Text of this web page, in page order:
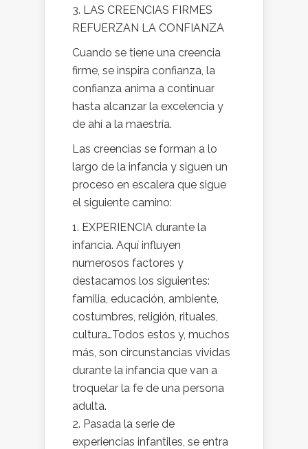
3. LAS CREENCIAS FIRMES
REFUERZAN LA CONFIANZA
Cuando se tiene una creencia
firme, se inspira confianza, la
confianza anima a continuar
hasta alcanzar la excelencia y
de ahí a la maestría.
Las creencias se forman a lo
largo de la infancia y siguen un
proceso en escalera que sigue
el siguiente camino:
1. EXPERIENCIA durante la
infancia. Aquí influyen
numerosos factores y
destacamos los siguientes:
familia, educación, ambiente,
costumbres, religión, rituales,
cultura…Todos estos y, muchos
más, son circunstancias vividas
durante la infancia que van a
troquelar la fe de una persona
adulta.
2. Pasada la serie de
experiencias infantiles, se entra